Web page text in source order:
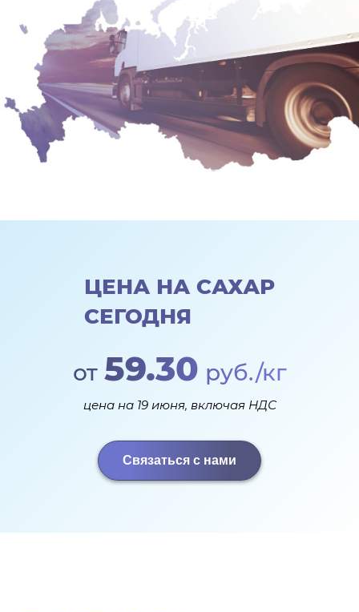
ЦЕНА НА САХАР
СЕГОДНЯ
от 59.30 руб./кг
цена на 19 июня, включая НДС
Связаться с нами